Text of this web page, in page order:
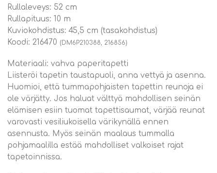
Rullaleveys: 52 cm
Rullapituus: 10 m
Kuviokohdistus: 45,5 cm (tasakohdistus)
Koodi: 216470 (DM6P210388, 216856)
Materiaali: vahva paperitapetti
Liisteröi tapetin taustapuoli, anna vettyä ja asenna.
Huomioi, että tummapohjaisten tapettin reunoja ei
ole värjätty. Jos haluat välttyä mahdollisen seinän
elämisen esiin tuomat tapettisaumat, värjää reunat
varovasti vesiliukoisella värikynällä ennen
asennusta. Myös seinän maalaus tummalla
pohjamaalilla estää mahdolliset valkoiset rajat
tapetoinnissa.